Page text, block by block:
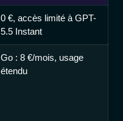
0 €, accès limité à GPT-
5.5 Instant
Go : 8 €/mois, usage
étendu